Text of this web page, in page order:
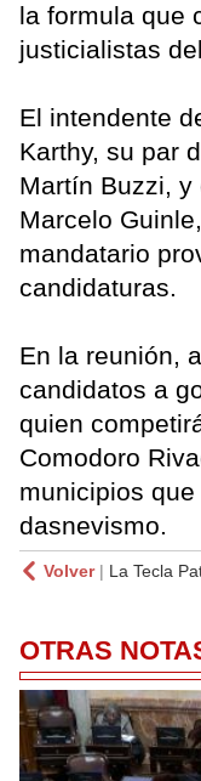
la formula que
justicialistas
El intendente
Karthy, su par
Martín Buzzi, y
Marcelo
mandatario
candidaturas.
En la reunión,
candidatos a
quien
Comodoro
municipios
dasnevismo.
Volver| La Tecla
OTRAS